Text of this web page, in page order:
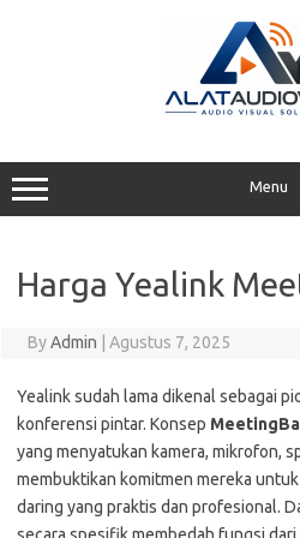
Menu
Harga Yealink
ByAdmin Agustus 7, 2025
Yealink sudah lama dikenal sebagai
konferensi pintar. Konsep
yang menyatukan kamera, mikrofon,
membuktikan komitmen mereka
daring yang praktis dan profesional.